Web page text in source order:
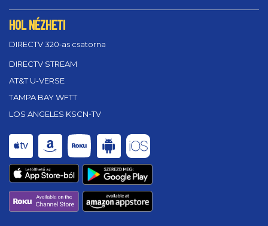
HOL NÉZHETI
DIRECTV 320‑as csatorna
DIRECTV STREAM
AT&T U-VERSE
TAMPA BAY WFTT
LOS ANGELES KSCN-TV